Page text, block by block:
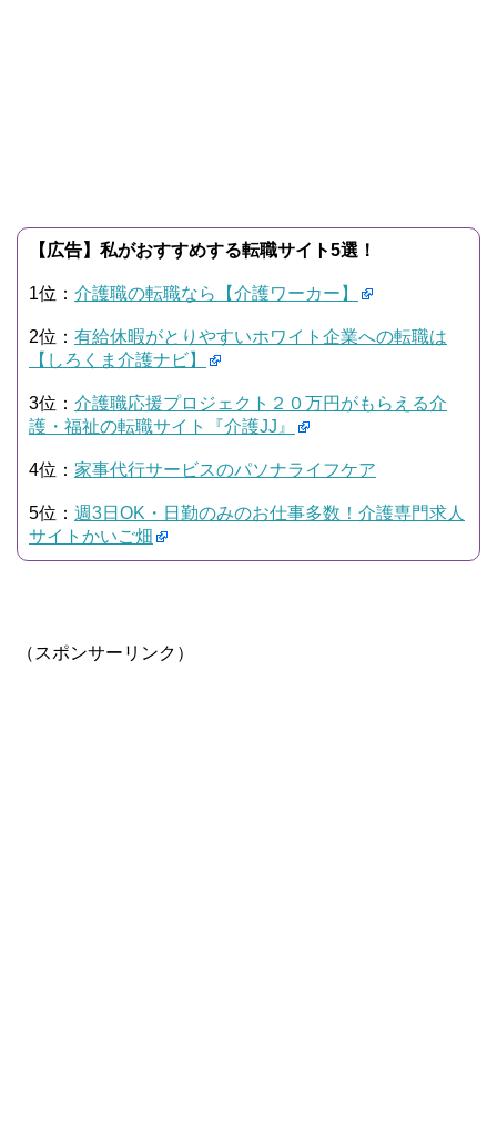
【広告】私がおすすめする転職サイト5選！
1位： 介護職の転職なら【介護ワーカー】
2位： 有給休暇がとりやすいホワイト企業への転職は
【しろくま介護ナビ】
3位： 介護職応援プロジェクト２０万円がもらえる介
護・福祉の転職サイト『介護JJ』
4位： 家事代行サービスのパソナライフケア
5位： 週3日OK・日勤のみのお仕事多数！介護専門求人
サイトかいご畑
（スポンサーリンク）